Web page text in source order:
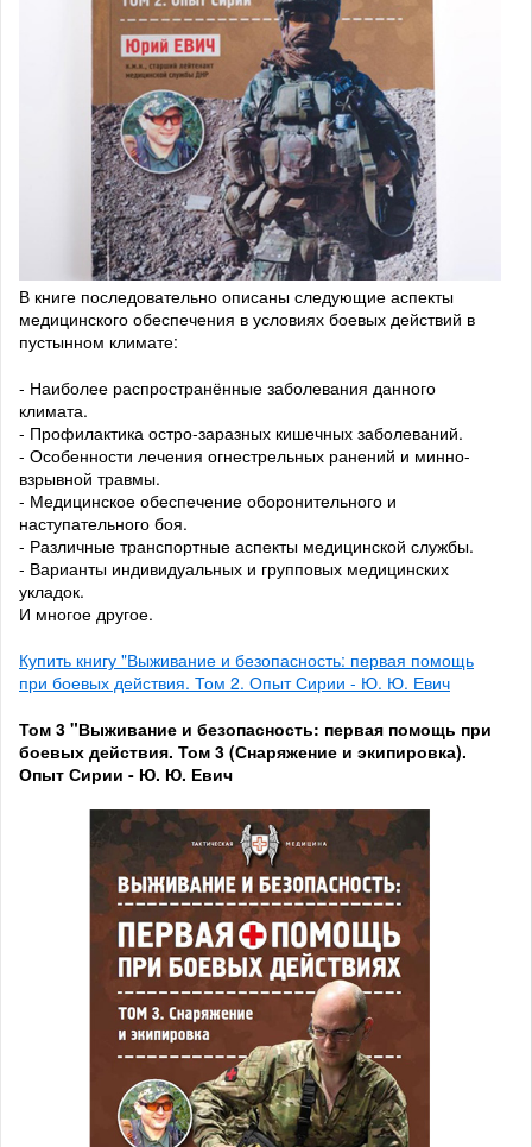
В книге последовательно описаны следующие аспекты
медицинского обеспечения в условиях боевых действий в
пустынном климате:
- Наиболее распространённые заболевания данного
климата.
- Профилактика остро-заразных кишечных заболеваний.
- Особенности лечения огнестрельных ранений и минно-
взрывной травмы.
- Медицинское обеспечение оборонительного и
наступательного боя.
- Различные транспортные аспекты медицинской службы.
- Варианты индивидуальных и групповых медицинских
укладок.
И многое другое.
Купить книгу "Выживание и безопасность: первая помощь
при боевых действия. Том 2. Опыт Сирии - Ю. Ю. Евич
Том 3 "Выживание и безопасность: первая помощь при
боевых действия. Том 3 (Снаряжение и экипировка).
Опыт Сирии - Ю. Ю. Евич